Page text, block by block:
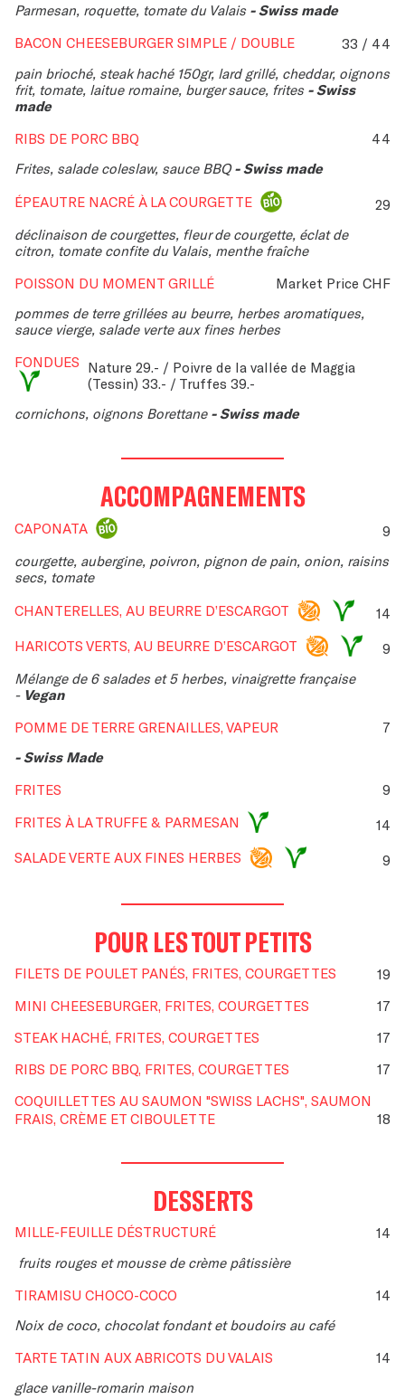
Parmesan, roquette, tomate du Valais - Swiss made
BACON CHEESEBURGER SIMPLE / DOUBLE
33 / 44
pain brioché, steak haché 150gr, lard grillé, cheddar, oignons
frit, tomate, laitue romaine, burger sauce, frites - Swiss
made
RIBS DE PORC BBQ
44
Frites, salade coleslaw, sauce BBQ- Swiss made
ÉPEAUTRE NACRÉ À LA COURGETTE
29
déclinaison de courgettes, fleur de courgette, éclat de
citron, tomate confite du Valais, menthe fraîche
POISSON DU MOMENT GRILLÉ
Market Price CHF
pommes de terre grillées au beurre, herbes aromatiques,
sauce vierge, salade verte aux fines herbes
FONDUES
Nature 29.- / Poivre de la vallée de Maggia
(Tessin) 33.- / Truffes 39.-
cornichons, oignons Borettane - Swiss made
ACCOMPAGNEMENTS
CAPONATA
9
courgette, aubergine, poivron, pignon de pain, onion, raisins
secs, tomate
CHANTERELLES, AU BEURRE D’ESCARGOT
14
HARICOTS VERTS, AU BEURRE D’ESCARGOT
9
Mélange de 6 salades et 5 herbes, vinaigrette française
- Vegan
POMME DE TERRE GRENAILLES, VAPEUR
7
- Swiss Made
FRITES
9
FRITES À LA TRUFFE & PARMESAN
14
SALADE VERTE AUX FINES HERBES
9
POUR LES TOUT PETITS
FILETS DE POULET PANÉS, FRITES, COURGETTES
19
MINI CHEESEBURGER, FRITES, COURGETTES
17
STEAK HACHÉ, FRITES, COURGETTES
17
RIBS DE PORC BBQ, FRITES, COURGETTES
17
COQUILLETTES AU SAUMON "SWISS LACHS", SAUMON
FRAIS, CRÈME ET CIBOULETTE
18
DESSERTS
MILLE-FEUILLE DÉSTRUCTURÉ
14
fruits rouges et mousse de crème pâtissière
TIRAMISU CHOCO-COCO
14
Noix de coco, chocolat fondant et boudoirs au café
TARTE TATIN AUX ABRICOTS DU VALAIS
14
glace vanille-romarin maison